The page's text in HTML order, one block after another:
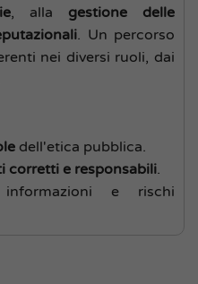
, alla gestione delle
. Un percorso
nei diversi ruoli, dai
dell'etica pubblica.
corretti e responsabili.
e rischi